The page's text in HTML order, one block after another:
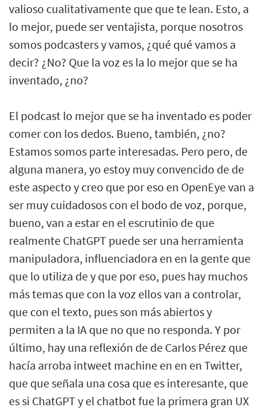
valioso cualitativamente que que te lean. Esto, a
lo mejor, puede ser ventajista, porque nosotros
somos podcasters y vamos, ¿qué qué vamos a
decir? ¿No? Que la voz es la lo mejor que se ha
inventado, ¿no?
El podcast lo mejor que se ha inventado es poder
comer con los dedos. Bueno, también, ¿no?
Estamos somos parte interesadas. Pero pero, de
alguna manera, yo estoy muy convencido de de
este aspecto y creo que por eso en OpenEye van a
ser muy cuidadosos con el bodo de voz, porque,
bueno, van a estar en el escrutinio de que
realmente ChatGPT puede ser una herramienta
manipuladora, influenciadora en en la gente que
que lo utiliza de y que por eso, pues hay muchos
más temas que con la voz ellos van a controlar,
que con el texto, pues son más abiertos y
permiten a la IA que no que no responda. Y por
último, hay una reflexión de de Carlos Pérez que
hacía arroba intweet machine en en en Twitter,
que que señala una cosa que es interesante, que
es si ChatGPT y el chatbot fue la primera gran UX